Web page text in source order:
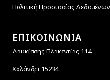
Πολιτική Προστασίας Δεδομένων
ΕΠΙΚΟΙΝΩΝΙΑ
Δουκίσσης Πλακεντίας 114,
Χαλάνδρι 15234